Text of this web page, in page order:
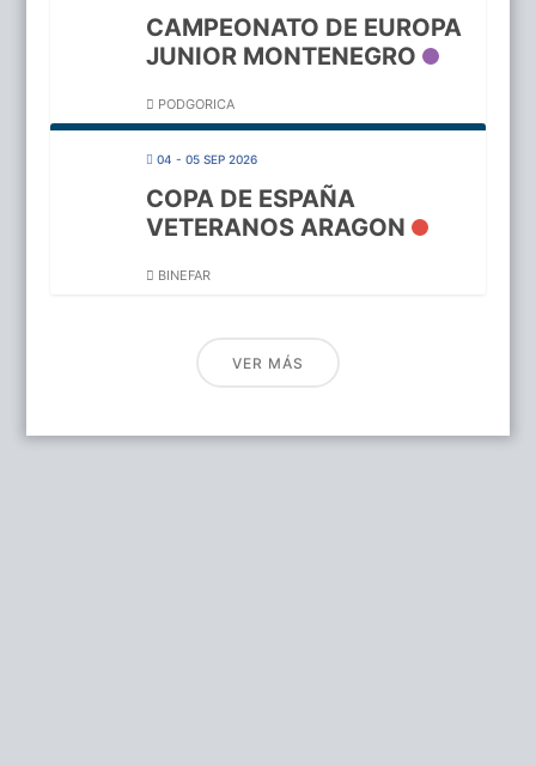
CAMPEONATO DE EUROPA
JUNIOR MONTENEGRO
PODGORICA
04 - 05 SEP 2026
COPA DE ESPAÑA
VETERANOS ARAGON
BINEFAR
VER MÁS